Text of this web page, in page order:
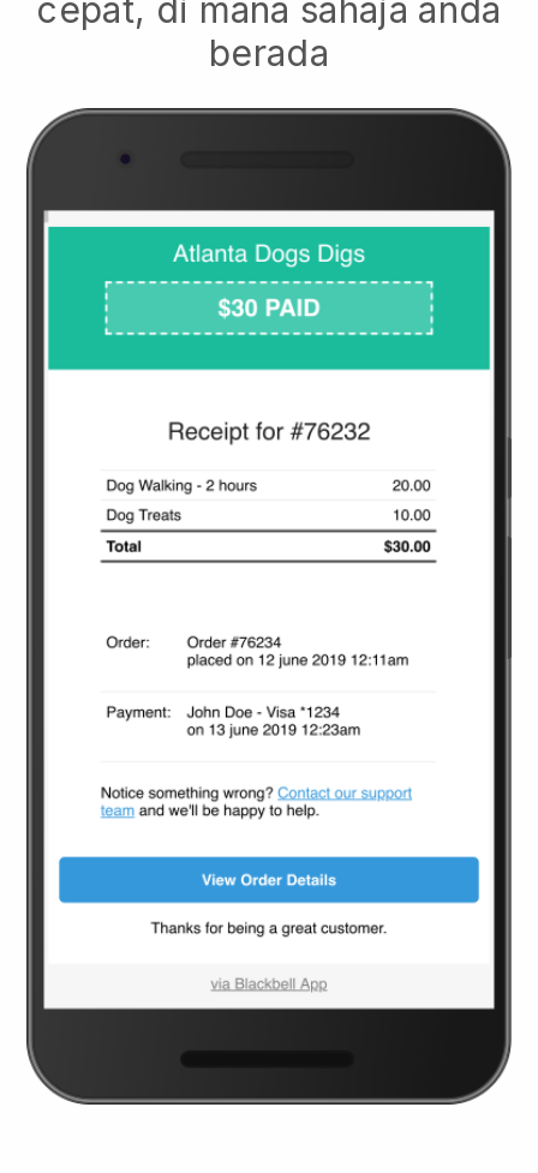
cepat, di mana sahaja anda
berada